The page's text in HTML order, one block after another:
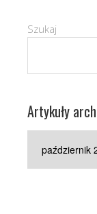
Szukaj
Artykuły
archiwalne